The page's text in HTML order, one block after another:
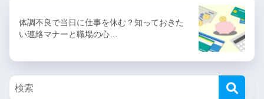
体調不良で当日に仕事を休む？知っておきた
い連絡マナーと職場の心…